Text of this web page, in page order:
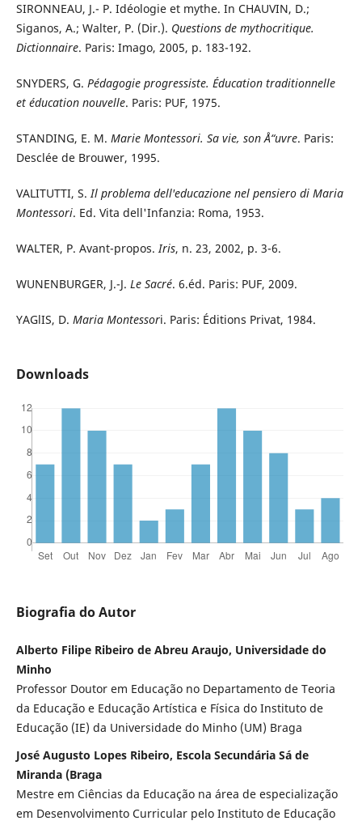
SIRONNEAU, J.- P. Idéologie et mythe. In CHAUVIN, D.;
Siganos, A.; Walter, P. (Dir.). Questions de mythocritique.
Dictionnaire. Paris: Imago, 2005, p. 183-192.
SNYDERS, G. Pédagogie progressiste. Éducation traditionnelle
et éducation nouvelle. Paris: PUF, 1975.
STANDING, E. M. Marie Montessori. Sa vie, son Å“uvre. Paris:
Desclée de Brouwer, 1995.
VALITUTTI, S. Il problema dell'educazione nel pensiero di Maria
Montessori. Ed. Vita dell'Infanzia: Roma, 1953.
WALTER, P. Avant-propos.Iris, n. 23, 2002, p. 3-6.
WUNENBURGER, J.-J. Le Sacré. 6.éd. Paris: PUF, 2009.
YAGlIS, D. Maria Montessori. Paris: Éditions Privat, 1984.
Downloads
Biografia do Autor
Alberto Filipe Ribeiro de Abreu Araujo, Universidade do
Minho
Professor Doutor em Educação no Departamento de Teoria
da Educação e Educação Artística e Física do Instituto de
Educação (IE) da Universidade do Minho (UM) Braga
José Augusto Lopes Ribeiro, Escola Secundária Sá de
Miranda (Braga
Mestre em Ciências da Educação na área de especialização
em Desenvolvimento Curricular pelo Instituto de Educação